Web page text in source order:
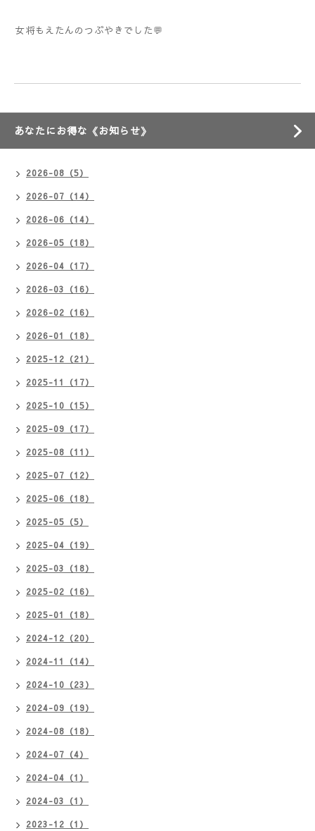
女将もえたんのつぶやきでした💬
あなたにお得な《お知らせ》
2026-08（5）
2026-07（14）
2026-06（14）
2026-05（18）
2026-04（17）
2026-03（16）
2026-02（16）
2026-01（18）
2025-12（21）
2025-11（17）
2025-10（15）
2025-09（17）
2025-08（11）
2025-07（12）
2025-06（18）
2025-05（5）
2025-04（19）
2025-03（18）
2025-02（16）
2025-01（18）
2024-12（20）
2024-11（14）
2024-10（23）
2024-09（19）
2024-08（18）
2024-07（4）
2024-04（1）
2024-03（1）
2023-12（1）